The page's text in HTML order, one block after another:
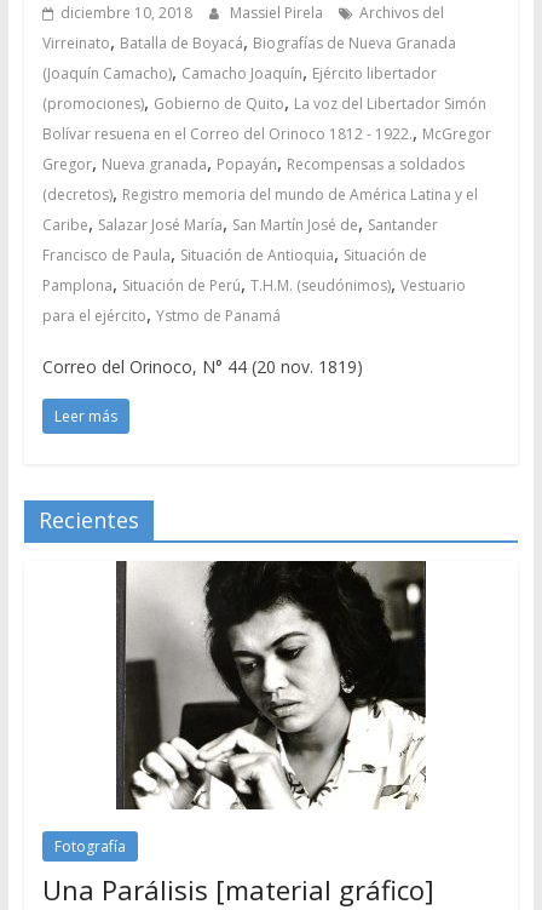
diciembre 10, 2018 Massiel Pirela
Archivos del
Virreinato, Batalla de Boyacá, Biografías de Nueva Granada
(Joaquín Camacho), Camacho Joaquín, Ejército libertador
(promociones), Gobierno de Quito, La voz del Libertador Simón
Bolívar resuena en el Correo del Orinoco 1812 - 1922., McGregor
Gregor, Nueva granada, Popayán, Recompensas a soldados
(decretos), Registro memoria del mundo de América Latina y el
Caribe, Salazar José María, San Martín José de, Santander
Francisco de Paula, Situación de Antioquia, Situación de
Pamplona, Situación de Perú, T.H.M. (seudónimos), Vestuario
para el ejército, Ystmo de Panamá
Correo del Orinoco, N° 44 (20 nov. 1819)
Leer más
Recientes
Fotografía
Una Parálisis [material gráfico]